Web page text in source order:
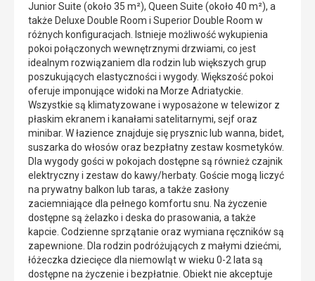
Junior Suite (około 35 m²), Queen Suite (około 40 m²), a
także Deluxe Double Room i Superior Double Room w
różnych konfiguracjach. Istnieje możliwość wykupienia
pokoi połączonych wewnętrznymi drzwiami, co jest
idealnym rozwiązaniem dla rodzin lub większych grup
poszukujących elastyczności i wygody. Większość pokoi
oferuje imponujące widoki na Morze Adriatyckie.
Wszystkie są klimatyzowane i wyposażone w telewizor z
płaskim ekranem i kanałami satelitarnymi, sejf oraz
minibar. W łazience znajduje się prysznic lub wanna, bidet,
suszarka do włosów oraz bezpłatny zestaw kosmetyków.
Dla wygody gości w pokojach dostępne są również czajnik
elektryczny i zestaw do kawy/herbaty. Goście mogą liczyć
na prywatny balkon lub taras, a także zasłony
zaciemniające dla pełnego komfortu snu. Na życzenie
dostępne są żelazko i deska do prasowania, a także
kapcie. Codzienne sprzątanie oraz wymiana ręczników są
zapewnione. Dla rodzin podróżujących z małymi dziećmi,
łóżeczka dziecięce dla niemowląt w wieku 0-2 lata są
dostępne na życzenie i bezpłatnie. Obiekt nie akceptuje